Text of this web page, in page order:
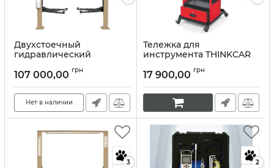
Двухстоечный
гидравлический
TVL-340S (220V - 4 тонны)
Артикул:10340
107 000,00 грн
Нет в наличии
Тележка для
инструмента THINKCAR
Артикул:10339
17 900,00 грн
3 2